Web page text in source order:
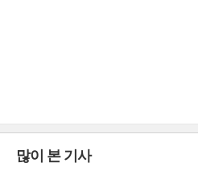
많이 본 기사